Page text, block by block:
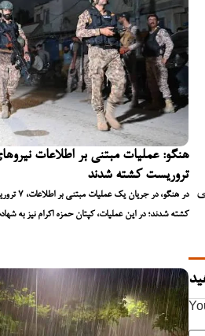
تروریست کشته شدند
در هنگو، در
کشته شدند؛ در این عملیات، کپتان حمزه اکرام نیز به